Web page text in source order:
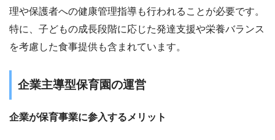
理や保護者への健康管理指導も行われることが必要です。
特に、子どもの成長段階に応じた発達支援や栄養バランス
を考慮した食事提供も含まれています。
企業主導型保育園の運営
企業が保育事業に参入するメリット